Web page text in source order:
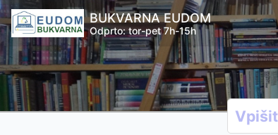
BUKVARNA EUDOM
Odprto: tor-pet 7h-15h